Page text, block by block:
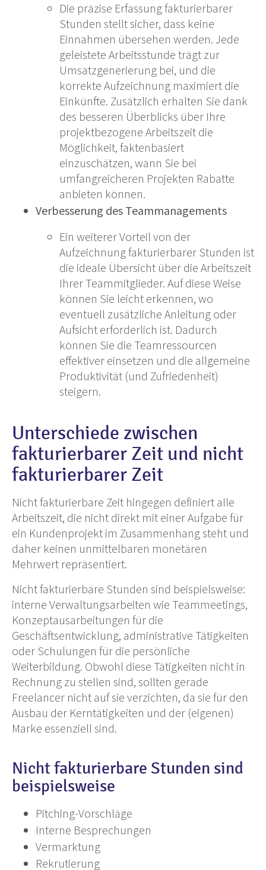
Die präzise Erfassung fakturierbarer
Stunden stellt sicher, dass keine
Einnahmen übersehen werden. Jede
geleistete Arbeitsstunde trägt zur
Umsatzgenerierung bei, und die
korrekte Aufzeichnung maximiert die
Einkünfte. Zusätzlich erhalten Sie dank
des besseren Überblicks über Ihre
projektbezogene Arbeitszeit die
Möglichkeit, faktenbasiert
einzuschätzen, wann Sie bei
umfangreicheren Projekten Rabatte
anbieten können.
Verbesserung des Teammanagements
Ein weiterer Vorteil von der
Aufzeichnung fakturierbarer Stunden ist
die ideale Übersicht über die Arbeitszeit
Ihrer Teammitglieder. Auf diese Weise
können Sie leicht erkennen, wo
eventuell zusätzliche Anleitung oder
Aufsicht erforderlich ist. Dadurch
können Sie die Teamressourcen
effektiver einsetzen und die allgemeine
Produktivität (und Zufriedenheit)
steigern.
Unterschiede zwischen
fakturierbarer Zeit und nicht
fakturierbarer Zeit
Nicht fakturierbare Zeit hingegen definiert alle
Arbeitszeit, die nicht direkt mit einer Aufgabe für
ein Kundenprojekt im Zusammenhang steht und
daher keinen unmittelbaren monetären
Mehrwert repräsentiert.
Nicht fakturierbare Stunden sind beispielsweise:
interne Verwaltungsarbeiten wie Teammeetings,
Konzeptausarbeitungen für die
Geschäftsentwicklung, administrative Tätigkeiten
oder Schulungen für die persönliche
Weiterbildung. Obwohl diese Tätigkeiten nicht in
Rechnung zu stellen sind, sollten gerade
Freelancer nicht auf sie verzichten, da sie für den
Ausbau der Kerntätigkeiten und der (eigenen)
Marke essenziell sind.
Nicht fakturierbare Stunden sind
beispielsweise
Pitching-Vorschläge
Interne Besprechungen
Vermarktung
Rekrutierung